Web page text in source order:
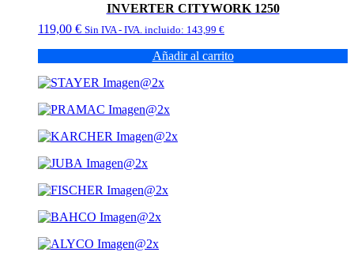
INVERTER CITYWORK 1250
119,00 € Sin IVA - IVA. incluido: 143,99 €
Añadir al carrito